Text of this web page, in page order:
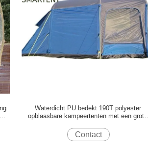
Waterdicht PU bedekt 190T polyester
opblaasbare kampeertenten met een grote
Contact